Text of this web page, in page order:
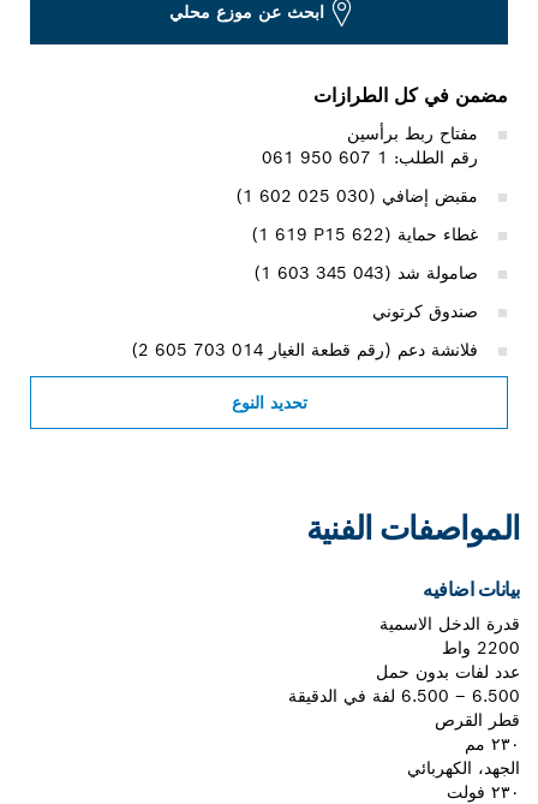
ابحث عن موزع محلي
مضمن في كل الطرازات
مفتاح ربط برأسين
رقم الطلب: 1 607 950 061
مقبض إضافي (‎1 602 025 030)
غطاء حماية (‎1 619 P15 622)
صامولة شد (‎1 603 345 043)
صندوق كرتوني
فلانشة دعم (رقم قطعة الغيار ‎2 605 703 014)
تحديد النوع
المواصفات الفنية
بيانات اضافيه
قدرة الدخل الاسمية
2200 واط
عدد لفات بدون حمل
6.500 – 6.500 لفة في الدقيقة
قطر القرص
٢٣٠ مم
الجهد، الكهربائي
٢٣٠ فولت